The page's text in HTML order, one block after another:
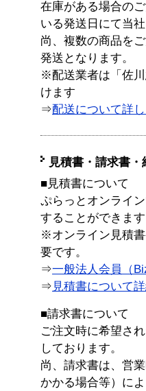
在庫がある場合の
いる発送日にて当
尚、複数の商品を
発送となります。
※配送業者は「佐
けます
⇒配送について詳
見積書・請求書
■見積書について
ぷらっとオンライ
することができます
※オンライン見積
要です。
⇒一般法人会員（
⇒ 見積書について
■請求書について
ご注文時に希望さ
しております。
尚、請求書は、営
かかる場合等）に